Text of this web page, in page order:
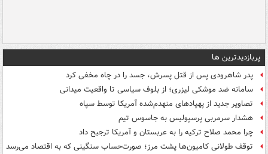
پربازدیدترین ها
پدر شاهرودی پس از قتل پسرش، جسد را در چاه مخفی کرد
سامانه ضد موشکی لیزری؛ از بلوف سیاسی تا واقعیت میدانی
تصاویر جدید از پهپادهای منهدم‌شده آمریکا توسط سپاه
هشدار سرمربی پرسپولیس به جاسوس تیم
چرا محمد صلاح ترکیه را به عربستان و آمریکا ترجیح داد
توقف طولانی کامیون‌ها پشت مرز؛ صورت‌حساب سنگینی که به اقتصاد می‌رسد